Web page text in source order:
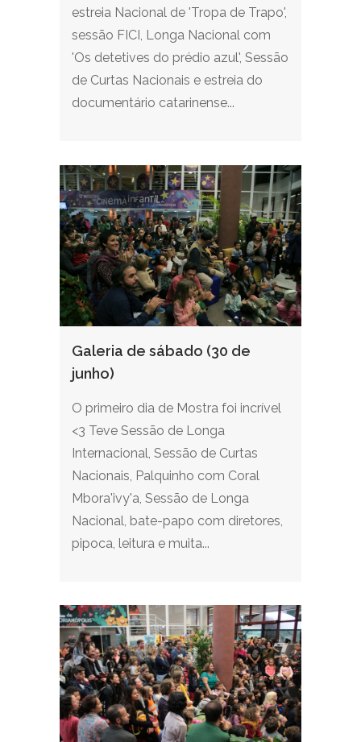
estreia Nacional de 'Tropa de Trapo',
sessão FICI, Longa Nacional com
'Os detetives do prédio azul', Sessão
de Curtas Nacionais e estreia do
documentário catarinense...
Galeria de sábado (30 de
junho)
O primeiro dia de Mostra foi incrível
<3 Teve Sessão de Longa
Internacional, Sessão de Curtas
Nacionais, Palquinho com Coral
Mbora'ivy'a, Sessão de Longa
Nacional, bate-papo com diretores,
pipoca, leitura e muita...